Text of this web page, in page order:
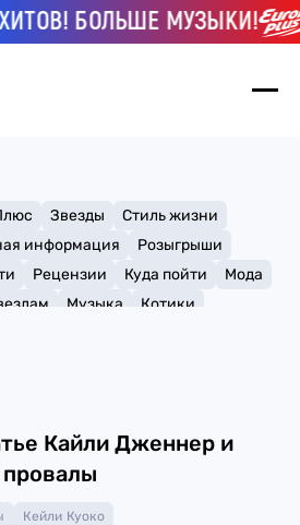
БОЛЬШЕ МУЗЫКИ!
Звезды
Стиль жизни
информация
Розыгрыши
Рецензии Куда пойти
Мода
Музыка
Котики
Кайли Дженнер и
Кейли Куоко